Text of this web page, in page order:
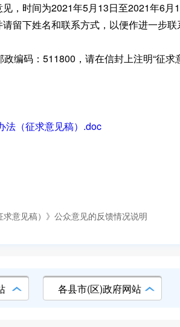
，时间为2021年5月13日至2021年6月
下姓名和联系方式，以便作进一步
码：511800，请在信封上注明“征求
法（征求意见稿）.doc
意见稿）》公众意见的反馈情况说明
各县市(区)政府网站